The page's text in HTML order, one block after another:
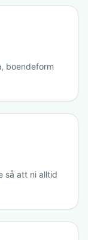
boendeform
så att ni alltid